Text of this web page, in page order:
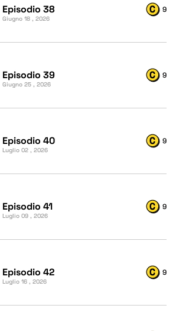
Episodio 38
Giugno 18 , 2026
9
Episodio 39
Giugno 25 , 2026
9
Episodio 40
Luglio 02 , 2026
9
Episodio 41
Luglio 09 , 2026
9
Episodio 42
Luglio 16 , 2026
9